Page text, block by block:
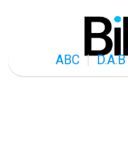
ABC D.A.B